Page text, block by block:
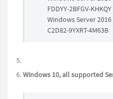
FDDYY-2BFGV-KHKQY
Windows Server 2016
C2D82-9YXRT-4M63B
Windows 10, all supported